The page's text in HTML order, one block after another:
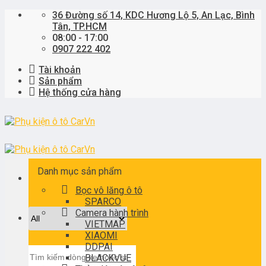
Skip
36 Đường số 14, KDC Hương Lộ 5, An Lạc, Bình
Tân, TP.HCM
08:00 - 17:00
0907 222 402
Tài khoản
Sản phẩm
Hệ thống cửa hàng
kiếm:
Danh mục sản phẩm
Bọc vô lăng ô tô
SPARCO
Camera hành trình
VIETMAP
XIAOMI
DDPAI
BLACKVUE